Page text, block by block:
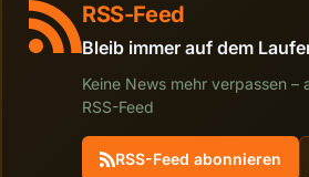
RSS-Feed
Bleib immer auf dem
Keine News mehr verpassen –
RSS-Feed
RSS-Feed abonnieren